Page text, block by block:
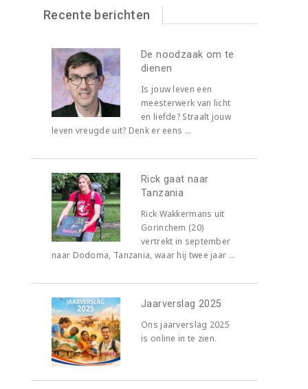
Recente berichten
De noodzaak om te
dienen
Is jouw leven een
meesterwerk van licht
en liefde? Straalt jouw
leven vreugde uit? Denk er eens ...
Rick gaat naar
Tanzania
Rick Wakkermans uit
Gorinchem (20)
vertrekt in september
naar Dodoma, Tanzania, waar hij twee jaar ...
Jaarverslag 2025
Ons jaarverslag 2025
is online in te zien.